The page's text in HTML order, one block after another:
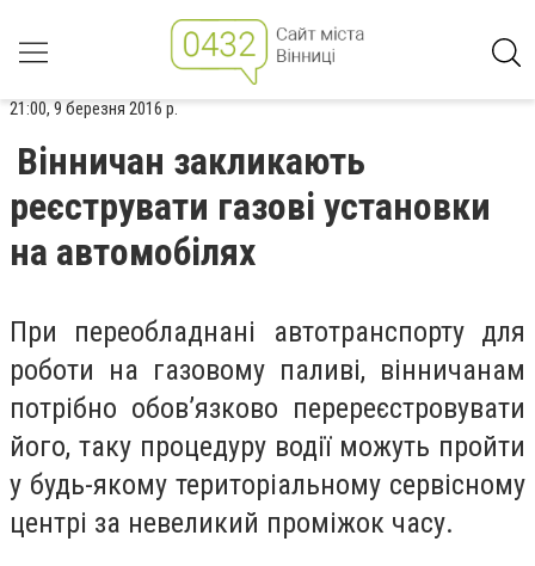
21:00, 9 березня 2016 р.
Вінничан закликають
реєструвати газові установки
на автомобілях
При переобладнані автотранспорту для
роботи на газовому паливі, вінничанам
потрібно обов’язково перереєстровувати
його, таку процедуру водії можуть пройти
у будь-якому територіальному сервісному
центрі за невеликий проміжок часу.